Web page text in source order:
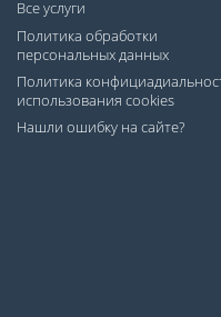
Все услуги
Политика обработки
персональных данных
Политика
использования cookies
Нашли ошибку на сайте?